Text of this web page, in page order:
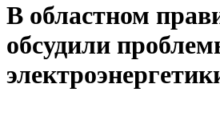
В областном
обсудили